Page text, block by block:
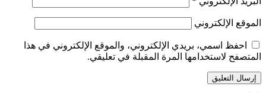
الموقع الإلكتروني
احفظ اسمي، بريدي الإلكتروني، والموقع الإلكتروني في هذا
المتصفح لاستخدامها المرة المقبلة في تعليقي.